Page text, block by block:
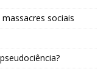
sociais